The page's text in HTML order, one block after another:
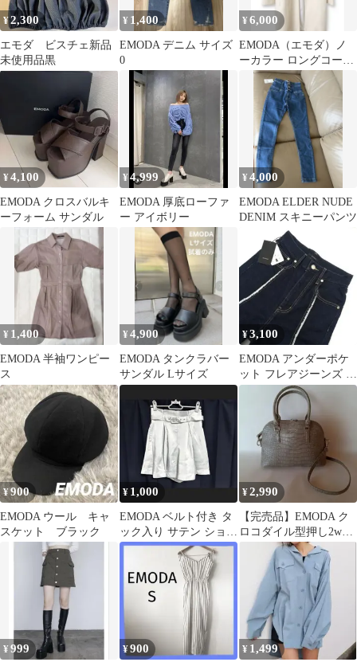
¥2,300
エモダ ビスチェ新品
未使用品黒
¥ 1,400
EMODA デニム サイズ
0
¥6,000
EMODA（エモダ）ノ
ーカラー ロングコート
アイボリー / ホワイト
¥4,100
EMODA クロスバルキ
ーフォーム サンダル
¥4,999
EMODA 厚底ローファ
ー アイボリー
¥4,000
EMODA ELDER NUDE
DENIM スキニーパンツ
¥ 1,400
EMODA 半袖ワンピー
ス
¥4,900
EMODA タンクラバー
サンダル Lサイズ
¥3,100
EMODA アンダーポケ
ット フレアジーンズ イ
ンディゴ
¥900
EMODA ウール キャ
スケット ブラック
¥ 1,000
EMODA ベルト付き タ
ック入り サテン ショー
トパンツ ショーパン
¥2,990
【完売品】EMODA ク
ロコダイル型押し2way
バッグ ハンドバッグ
¥999 ¥900 ¥ 1,499